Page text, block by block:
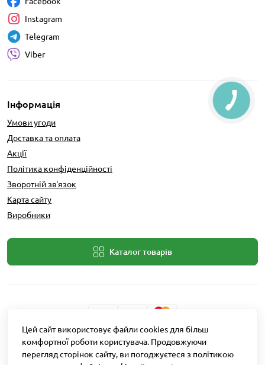
Інформація
Умови угоди
Доставка та оплата
Акції
Політика конфіденційності
Зворотній зв'язок
Карта сайту
Виробники
Каталог товарів
Instagram
Telegram
Viber
Розробник: Intent Solutions
Цей сайт використовує файли cookies для більш
комфортної роботи користувача. Продовжуючи
перегляд сторінок сайту, ви погоджуєтеся з політикою